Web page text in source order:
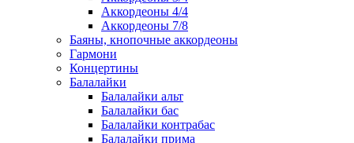
Аккордеоны 4/4
Аккордеоны 7/8
Баяны, кнопочные аккордеоны
Гармони
Концертины
Балалайки
Балалайки альт
Балалайки бас
Балалайки контрабас
Балалайки прима